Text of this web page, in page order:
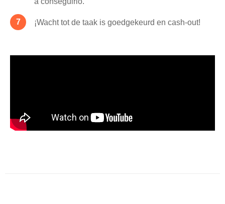
¡Wacht tot de taak is goedgekeurd en cash-out!